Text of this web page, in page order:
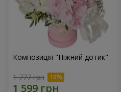
Композиція "Ніжний дотик"
1 777 грн